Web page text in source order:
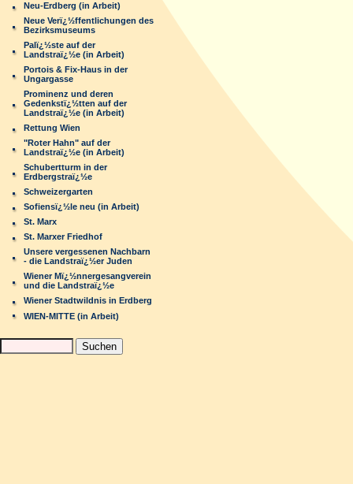
Neu-Erdberg (in Arbeit)
Neue Verï¿½ffentlichungen des
Bezirksmuseums
Palï¿½ste auf der
Landstraï¿½e (in Arbeit)
Portois & Fix-Haus in der
Ungargasse
Prominenz und deren
Gedenkstï¿½tten auf der
Landstraï¿½e (in Arbeit)
Rettung Wien
"Roter Hahn" auf der
Landstraï¿½e (in Arbeit)
Schubertturm in der
Erdbergstraï¿½e
Schweizergarten
Sofiensï¿½le neu (in Arbeit)
St. Marx
St. Marxer Friedhof
Unsere vergessenen Nachbarn
- die Landstraï¿½er Juden
Wiener Mï¿½nnergesangverein
und die Landstraï¿½e
Wiener Stadtwildnis in Erdberg
WIEN-MITTE (in Arbeit)